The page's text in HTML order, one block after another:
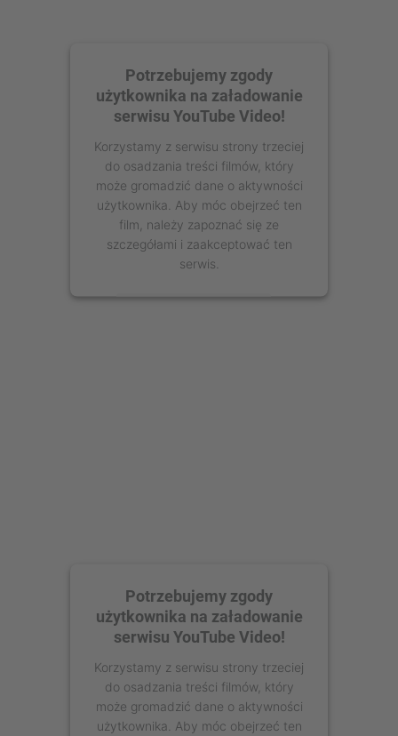
Potrzebujemy zgody
użytkownika na załadowanie
serwisu YouTube Video!
Korzystamy z serwisu strony trzeciej
do osadzania treści filmów, który
może gromadzić dane o aktywności
użytkownika. Aby móc obejrzeć ten
film, należy zapoznać się ze
szczegółami i zaakceptować ten
serwis.
Potrzebujemy zgody
użytkownika na załadowanie
serwisu YouTube Video!
Korzystamy z serwisu strony trzeciej
do osadzania treści filmów, który
może gromadzić dane o aktywności
użytkownika. Aby móc obejrzeć ten